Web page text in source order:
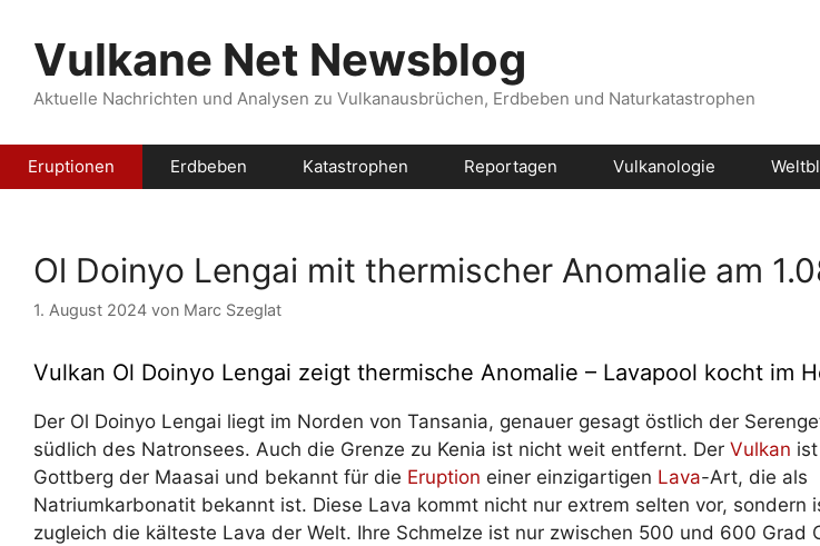
Inhalt
springenVulkane Net Newsblog
Aktuelle Nachrichten und Analysen zu Vulkanausbrüchen, Erdbeben und Naturkatastrophen
Eruptionen Erdbeben Katastrophen Reportagen Vulkanologie
Ol Doinyo Lengai mit thermischer Anomalie am
1. August 2024 von Marc Szeglat
Vulkan Ol Doinyo Lengai zeigt thermische Anomalie – Lavapool kocht im
Der Ol Doinyo Lengai liegt im Norden von Tansania, genauer gesagt östlich der
südlich des Natronsees. Auch die Grenze zu Kenia ist nicht weit entfernt. Der Vulkan
Gottberg der Maasai und bekannt für die Eruption einer einzigartigen Lava-Art, die als
Natriumkarbonatit bekannt ist. Diese Lava kommt nicht nur extrem selten vor, sondern
zugleich die kälteste Lava der Welt. Ihre Schmelze ist nur zwischen 500 und 600 Grad